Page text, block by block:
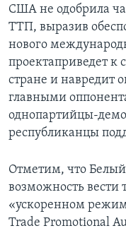
США не одобрила
ТТП, выразив
нового
проектаприведет к
стране и навредит
главными
однопартийцы-
республиканцы
Отметим, что
возможность вести
«ускоренном
Trade Promotional